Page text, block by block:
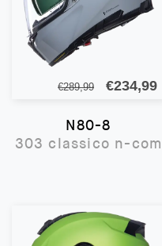
€289,99
Il
originale
era:
€234,99Il
è:
N80-8
303 classico n-com